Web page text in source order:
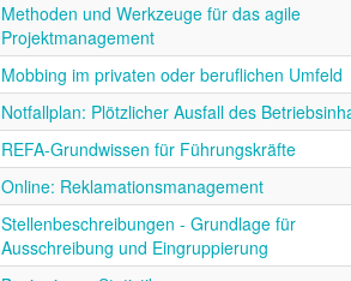
Methoden und Werkzeuge für das agile
Projektmanagement
Mobbing im privaten oder beruflichen Umfeld
Notfallplan: Plötzlicher Ausfall des
REFA-Grundwissen für Führungskräfte
Online: Reklamationsmanagement
Stellenbeschreibungen - Grundlage für
Ausschreibung und Eingruppierung